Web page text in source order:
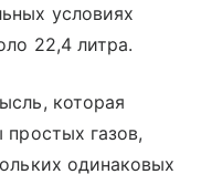
условиях
22,4 литра.
которая
простых газов,
одинаковых